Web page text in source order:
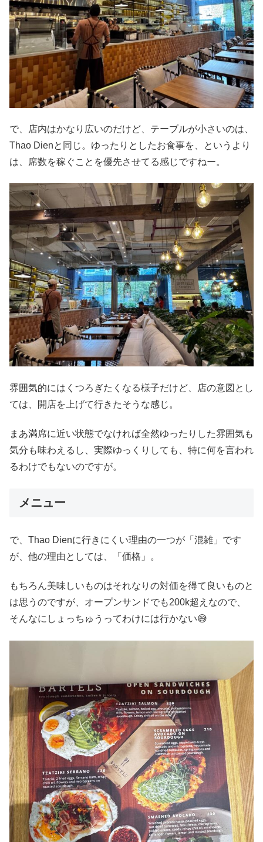
で、店内はかなり広いのだけど、テーブルが小さいのは、
Thao Dienと同じ。ゆったりとしたお食事を、というより
は、席数を稼ぐことを優先させてる感じですねー。
雰囲気的にはくつろぎたくなる様子だけど、店の意図とし
ては、開店を上げて行きたそうな感じ。
まあ満席に近い状態でなければ全然ゆったりした雰囲気も
気分も味わえるし、実際ゆっくりしても、特に何を言われ
るわけでもないのですが。
メニュー
で、Thao Dienに行きにくい理由の一つが「混雑」です
が、他の理由としては、「価格」。
もちろん美味しいものはそれなりの対価を得て良いものと
は思うのですが、オープンサンドでも200k超えなので、
そんなにしょっちゅうってわけには行かない😅